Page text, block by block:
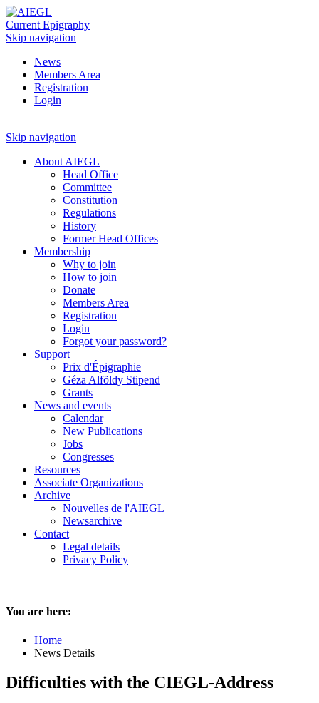
Current Epigraphy
Skip navigation
News
Members Area
Registration
Login
Skip navigation
About AIEGL
Head Office
Committee
Constitution
Regulations
History
Former Head Offices
Membership
Why to join
How to join
Donate
Members Area
Registration
Login
Forgot your password?
Support
Prix d'Épigraphie
Géza Alföldy Stipend
Grants
News and events
Calendar
New Publications
Jobs
Congresses
Resources
Associate Organizations
Archive
Nouvelles de l'AIEGL
Newsarchive
Contact
Legal details
Privacy Policy
You are here:
Home
News Details
Difficulties with the CIEGL-Address